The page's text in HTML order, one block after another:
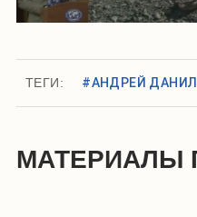
ТЕГИ: #АНДРЕЙ
МАТЕРИАЛЫ